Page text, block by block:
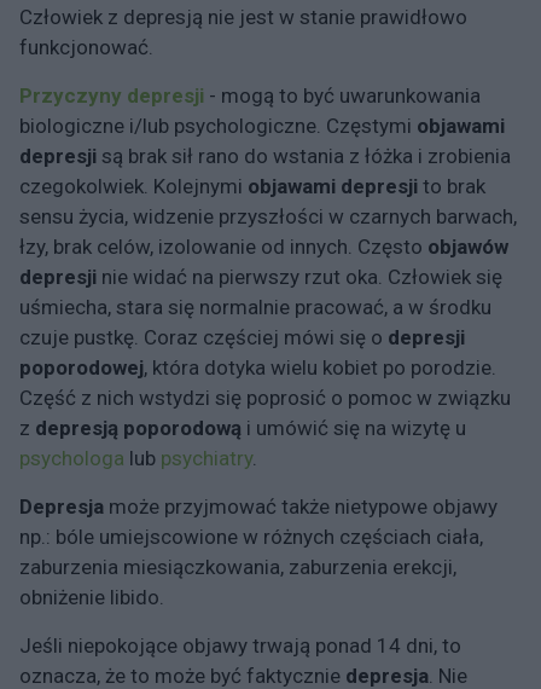
Człowiek z depresją nie jest w stanie prawidłowo
funkcjonować.
Przyczyny depresji - mogą to być uwarunkowania
biologiczne i/lub psychologiczne. Częstymi objawami
depresji są brak sił rano do wstania z łóżka i zrobienia
czegokolwiek. Kolejnymi objawami depresji to brak
sensu życia, widzenie przyszłości w czarnych barwach,
łzy, brak celów, izolowanie od innych. Często objawów
depresji nie widać na pierwszy rzut oka. Człowiek się
uśmiecha, stara się normalnie pracować, a w środku
czuje pustkę. Coraz częściej mówi się o depresji
poporodowej, która dotyka wielu kobiet po porodzie.
Część z nich wstydzi się poprosić o pomoc w związku
z depresją poporodową i umówić się na wizytę u
psychologa lub psychiatry.
Depresja może przyjmować także nietypowe objawy
np.: bóle umiejscowione w różnych częściach ciała,
zaburzenia miesiączkowania, zaburzenia erekcji,
obniżenie libido.
Jeśli niepokojące objawy trwają ponad 14 dni, to
oznacza, że to może być faktycznie depresja. Nie